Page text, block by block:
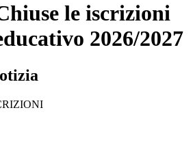
le iscrizioni
2026/2027